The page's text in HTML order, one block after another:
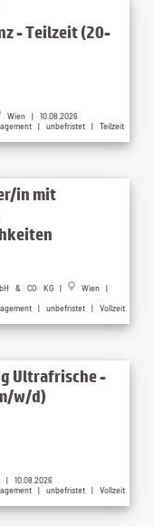
- Teilzeit (20-
Wien | 10.08.2026
| unbefristet | Teilzeit
in mit
& CO KG |
Wien |
| unbefristet | Vollzeit
Ultrafrische -
w/d)
10.08.2026
| unbefristet | Vollzeit